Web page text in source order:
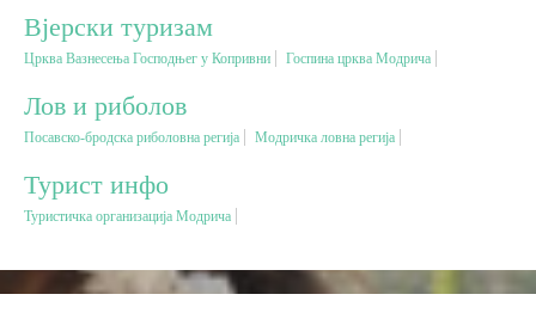
Авантура
Еко туризам
Културни туризам
Вјерски туризам
Црква Вазнесења Господњег у Копривни Госпина црква Модрича
Лов и риболов
Посавско-бродска риболовна регија Модричка ловна регија
Турист инфо
Туристичка организација Модрича